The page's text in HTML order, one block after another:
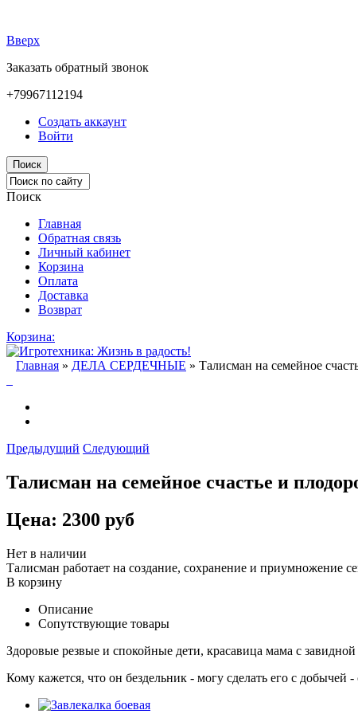
Вверх
Заказать обратный звонок
+79967112194
Создать аккаунт
Войти
Поиск
Поиск
Главная
Обратная связь
Личный кабинет
Корзина
Оплата
Доставка
Возврат
Корзина:
Главная » ДЕЛА СЕРДЕЧНЫЕ » Талисман на семейное
Предыдущий Следующий
Талисман на семейное счастье и
Цена: 2300 руб
Нет в наличии
Талисман работает на создание, сохранение и приумножение
В корзину
Описание
Сопутствующие товары
Здоровые резвые и спокойные дети, красавица мама с
Кому кажется, что он бездельник - могу сделать его с добычей